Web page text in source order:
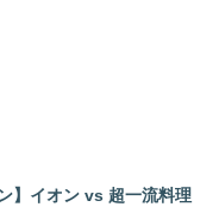
】イオン vs 超一流料理